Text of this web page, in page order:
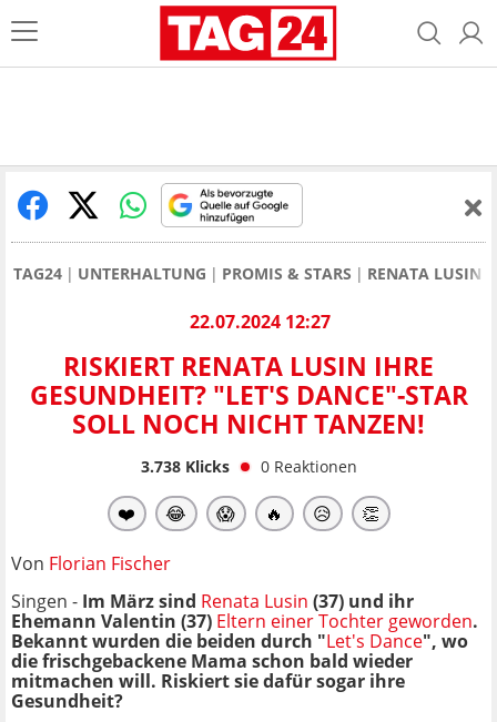
TAG24 UNTERHALTUNG PROMIS & STARS RENATA LUSIN
22.07.2024 12:27
RISKIERT RENATA LUSIN IHRE
GESUNDHEIT? "LET'S DANCE"-STAR
SOLL NOCH NICHT TANZEN!
3.738Klicks 0 Reaktionen
❤️ 😂 😱 🔥 😥 👏
Von Florian Fischer
Singen - Im März sind Renata Lusin (37) und ihr
Ehemann Valentin (37) Eltern einer Tochter geworden.
Bekannt wurden die beiden durch "Let's Dance", wo
die frischgebackene Mama schon bald wieder
mitmachen will. Riskiert sie dafür sogar ihre
Gesundheit?